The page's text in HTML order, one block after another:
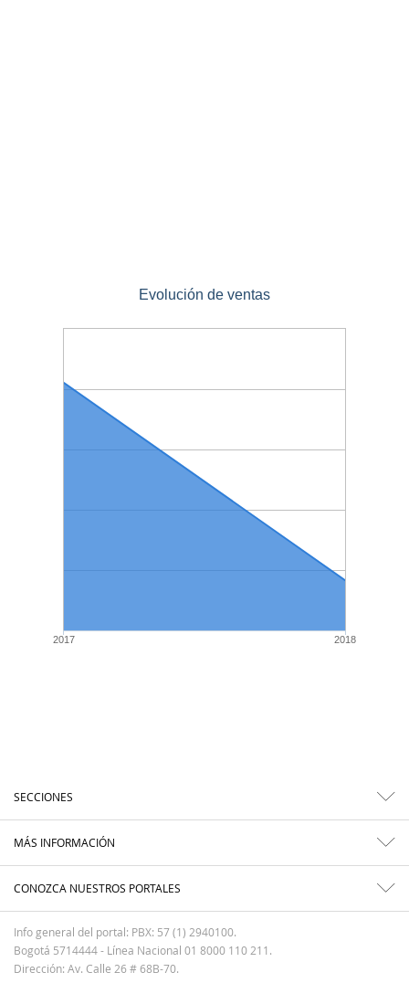
Evolución de ventas
2017 2018
SECCIONES
MÁS INFORMACIÓN
CONOZCA NUESTROS PORTALES
Info general del portal: PBX: 57 (1) 2940100.
Bogotá 5714444 - Línea Nacional 01 8000 110 211.
Dirección: Av. Calle 26 # 68B-70.